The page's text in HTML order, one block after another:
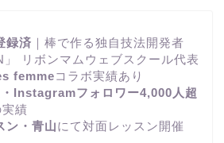
録済 ｜棒で作る独自技法開発者
」 リボンマムウェブスクール代表
femmeコラボ実績あり
Instagramフォロワー4,000人超
績
ン・青山にて対面レッスン開催